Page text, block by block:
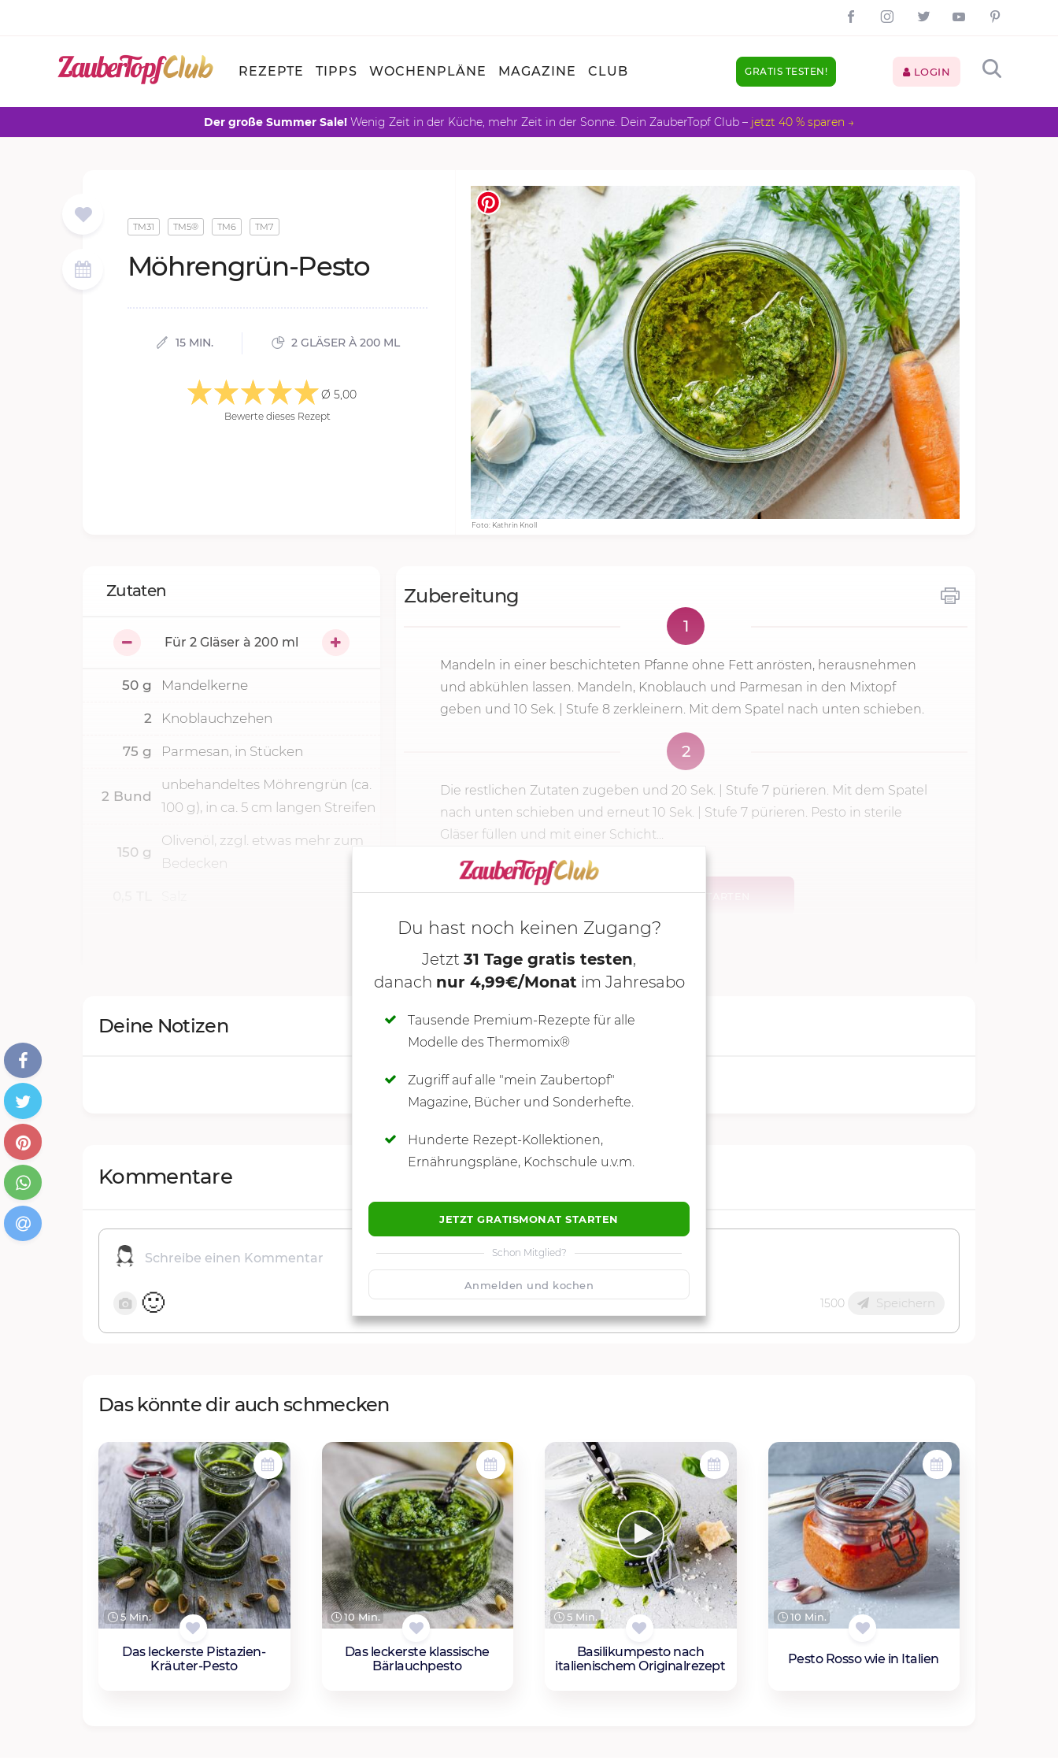
REZEPTE TIPPS WOCHENPLÄNE MAGAZINE CLUB GRATIS TESTEN! LOGIN
Der große Summer Sale! Wenig Zeit in der Küche, mehr Zeit in der Sonne. Dein ZauberTopf Club – jetzt 40 % sparen →
Foto: Kathrin Knoll
TM31 TM5® TM6 TM7
Möh­ren­grün-Pe­s­to
15 MIN. 2 GLÄSER À 200 ML
Ø 5,00
Bewerte dieses Rezept
Zubereitung
1
Mandeln in einer beschichteten Pfanne ohne Fett anrösten, herausnehmen
und abkühlen lassen. Mandeln, Knoblauch und Parmesan in den Mixtopf
geben und 10 Sek. Stufe 8 zerkleinern. Mit dem Spatel nach unten schieben.
2
Die restlichen Zutaten zugeben und 20 Sek. Stufe 7 pürieren. Mit dem Spatel
nach unten schieben und erneut 10 Sek. | Stufe 7 pürieren. Pesto in sterile
Gläser füllen und mit einer Schicht...
KOCHMODUS STARTEN
Zutaten
Für 2 Gläser à 200 ml
50 g Mandelkerne
2 Knoblauchzehen
75 g Parmesan, in Stücken
2 Bund
unbehandeltes Möhrengrün (ca.
100 g), in ca. 5 cm langen Streifen
150 g
Olivenöl, zzgl. etwas mehr zum
Bedecken
Deine Notizen
SCHREIBE NEUE NOTIZ
Du hast noch keinen Zugang?
Jetzt 31 Tage gratis testen,
danach nur 4,99€/Monat im Jahresabo
Tausende Premium-Rezepte für alle
Modelle des Thermomix®
Zugriff auf alle "mein Zaubertopf"
Magazine, Bücher und Sonderhefte.
Hunderte Rezept-Kollektionen,
Ernährungspläne, Kochschule u.v.m.
JETZT GRATISMONAT STARTEN
Schon Mitglied?
Anmelden und kochen
Kommentare
🙂 1500 Speichern
Das könnte dir auch schmecken
5 Min.
Das leckerste Pistazien-
Kräuter-Pesto
10 Min.
Das leckerste klassische
Bärlauchpesto
5 Min.
Basilikumpesto nach
italienischem Originalrezept
10 Min.
Pesto Rosso wie in Italien